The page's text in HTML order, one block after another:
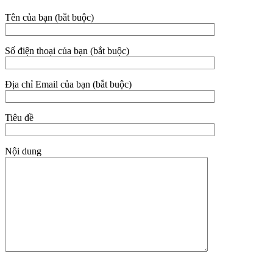
Tên của bạn (bắt buộc)
Số điện thoại của bạn (bắt buộc)
Địa chỉ Email của bạn (bắt buộc)
Tiêu đề
Nội dung